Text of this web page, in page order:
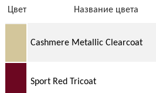
Цвет Название цвета
Cashmere Metallic Clearcoat
Sport Red Tricoat